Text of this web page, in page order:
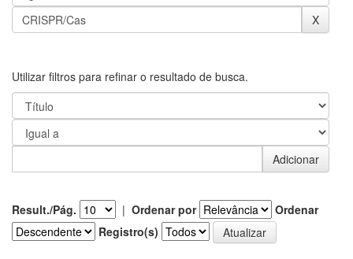
Utilizar filtros para refinar o resultado de busca.
Result./Pág. | Ordenar por
Ordenar
Registro(s)